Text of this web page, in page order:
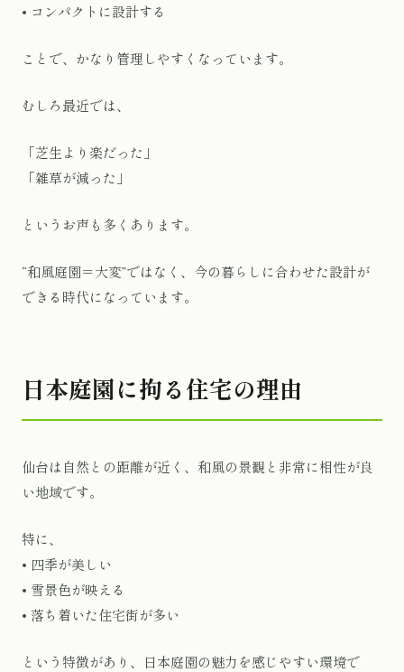
• コンパクトに設計する
ことで、かなり管理しやすくなっています。
むしろ最近では、
「芝生より楽だった」
「雑草が減った」
というお声も多くあります。
“和風庭園＝大変”ではなく、今の暮らしに合わせた設計が
できる時代になっています。
日本庭園に拘る住宅の理由
仙台は自然との距離が近く、和風の景観と非常に相性が良
い地域です。
特に、
• 四季が美しい
• 雪景色が映える
• 落ち着いた住宅街が多い
という特徴があり、日本庭園の魅力を感じやすい環境で